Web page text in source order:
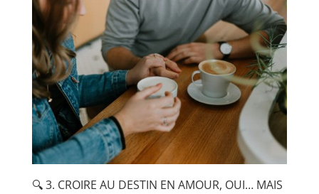
🔍 3. CROIRE AU DESTIN EN AMOUR, OUI… MAIS